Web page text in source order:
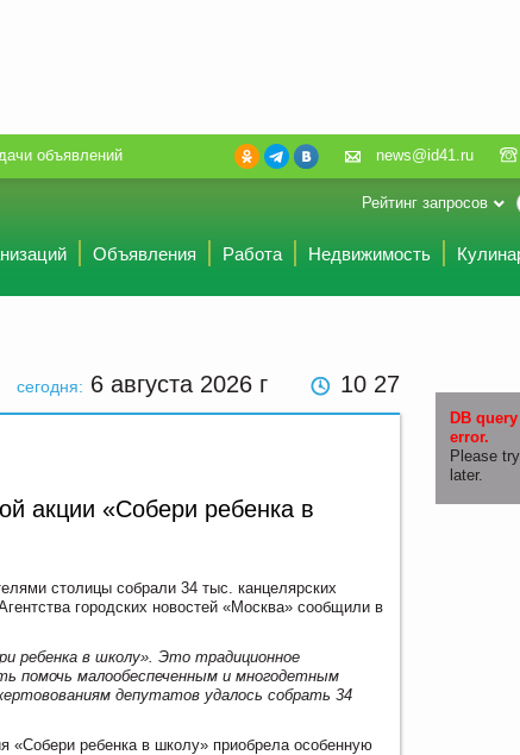
объявлений news@id41.ru
Рейтинг запросов
Объявления Работа Недвижимость
сегодня: 6 августа 2026 г 10 27
акции «Собери ребенка в
столицы собрали 34 тыс. канцелярских
городских новостей «Москва» сообщили в
ребенка в школу». Это традиционное
помочь малообеспеченным и многодетным
депутатов удалось собрать 34
«Собери ребенка в школу» приобрела особенную
DB query
error.
Please try
later.